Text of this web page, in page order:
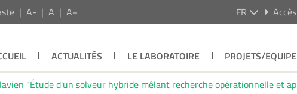
A- A A+ FR
ACTUALITÉS LE LABORATOIRE PROJETS/
"Étude d'un solveur hybride mêlant recherche opérationnelle et